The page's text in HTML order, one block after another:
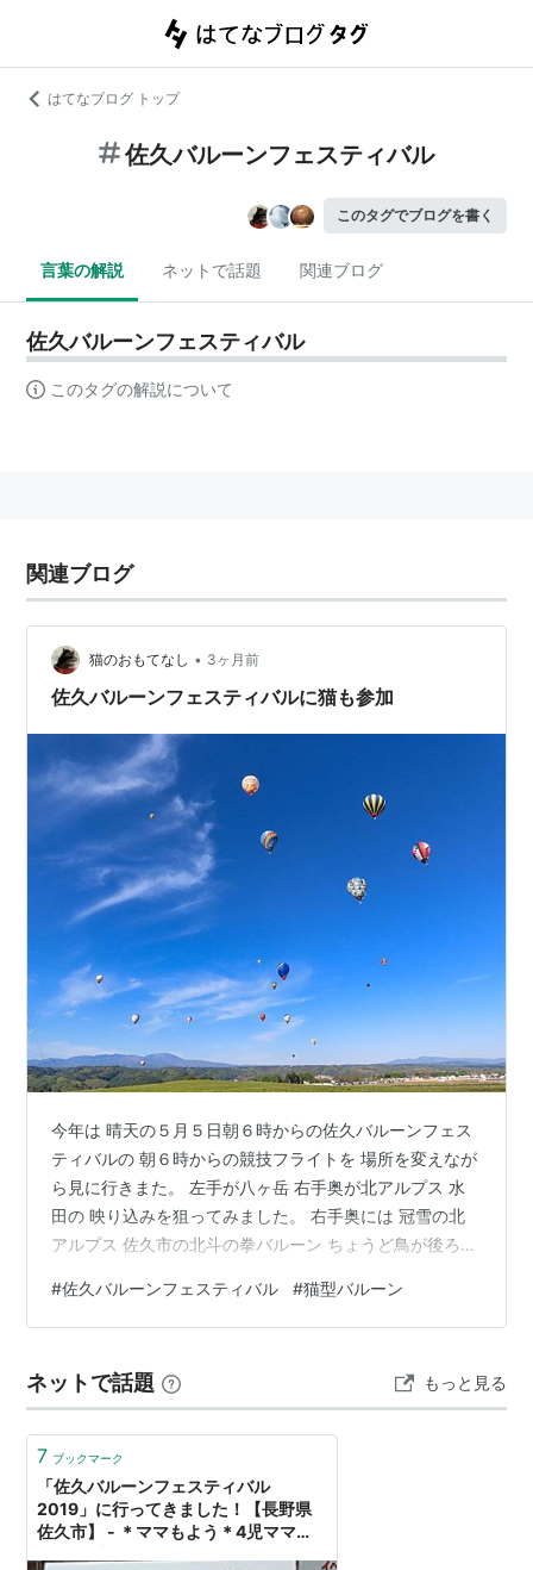
はてなブログ トップ
佐久バルーンフェスティバル
このタグでブログを書く
言葉の解説 ネットで話題 関連ブログ
佐久バルーンフェスティバル
このタグの解説について
関連ブログ
猫のおもてなし • 3ヶ月前
佐久バルーンフェスティバルに猫も参加
今年は 晴天の５月５日朝６時からの佐久バルーンフェス
ティバルの 朝６時からの競技フライトを 場所を変えなが
ら見に行きまた。 左手が八ヶ岳 右手奥が北アルプス 水
田の 映り込みを狙ってみました。 右手奥には 冠雪の北
アルプス 佐久市の北斗の拳バルーン ちょうど鳥が後ろに
飛んできたところ 北アルプスを背景に 今度は八ヶ岳を背
景に 前ピンの構図 AI生成で 浅間山を背景に猫のバルーン
アップの写真を 最後にイラストタイプ
#佐久バルーンフェスティバル #猫型バルーン
ネットで話題 もっと見る
7 ブックマーク
「佐久バルーンフェスティバル
2019」に行ってきました！【長野県
佐久市】 - ＊ママもよう＊4児ママ